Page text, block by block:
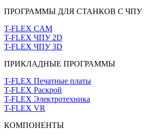
ПРОГРАММЫ ДЛЯ СТАНКОВ С ЧПУ
T-FLEX CAM
T-FLEX ЧПУ 2D
T-FLEX ЧПУ 3D
ПРИКЛАДНЫЕ ПРОГРАММЫ
T-FLEX Печатные платы
T-FLEX Раскрой
T-FLEX Электротехника
T-FLEX VR
КОМПОНЕНТЫ